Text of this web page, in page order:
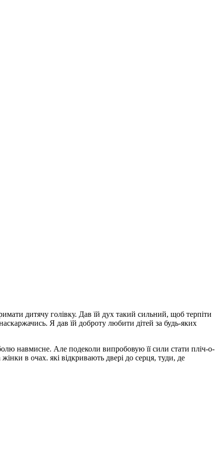
дитячу голівку. Дав їй дух такий сильний, щоб терпіти
Я дав їй доброту любити дітей за будь-яких
навмисне. Але подеколи випробовую її сили стати пліч-о-
в очах. які відкривають двері до серця, туди, де